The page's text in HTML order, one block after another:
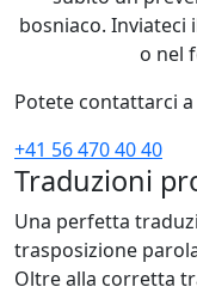
bosniaco. Inviateci
o nel
Potete contattarci
+41 56 470 40 40
Traduzioni
Una perfetta
trasposizione
Oltre alla corretta